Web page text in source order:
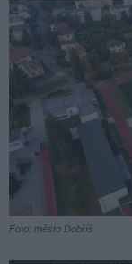
Foto: město Dobříš